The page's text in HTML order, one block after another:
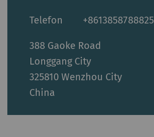
Telefon +8613858788825
388 Gaoke Road
Longgang City
325810 Wenzhou City
China